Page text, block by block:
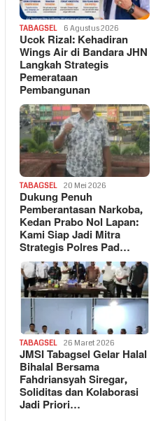
TABAGSEL 6 Agustus 2026
Ucok Rizal: Kehadiran
Wings Air di Bandara JHN
Langkah Strategis
Pemerataan
Pembangunan
TABAGSEL 20 Mei 2026
Dukung Penuh
Pemberantasan Narkoba,
Kedan Prabo Nol Lapan:
Kami Siap Jadi Mitra
Strategis Polres Pad…
TABAGSEL 26 Maret 2026
JMSI Tabagsel Gelar Halal
Bihalal Bersama
Fahdriansyah Siregar,
Soliditas dan Kolaborasi
Jadi Priori…